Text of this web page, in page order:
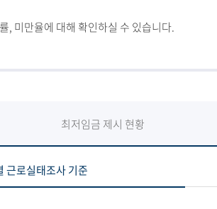
, 미만율에 대해 확인하실 수 있습니다.
최저임금 제시 현황
근로실태조사 기준